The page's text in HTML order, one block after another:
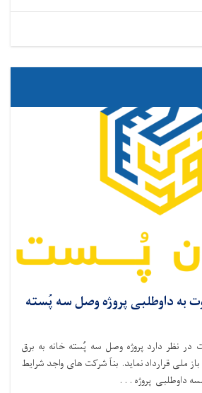
به داوطلبی پروژه وصل سه پُسته
در نظر دارد پروژه وصل سه پُسته خانه به برق
ملی قرارداد نماید. بناً شرکت های واجد شرایط
داوطلبی پروژه . . .